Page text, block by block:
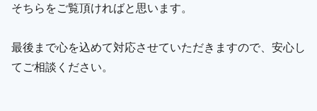
そちらをご覧頂ければと思います。
最後まで心を込めて対応させていただきますので、安心し
てご相談ください。